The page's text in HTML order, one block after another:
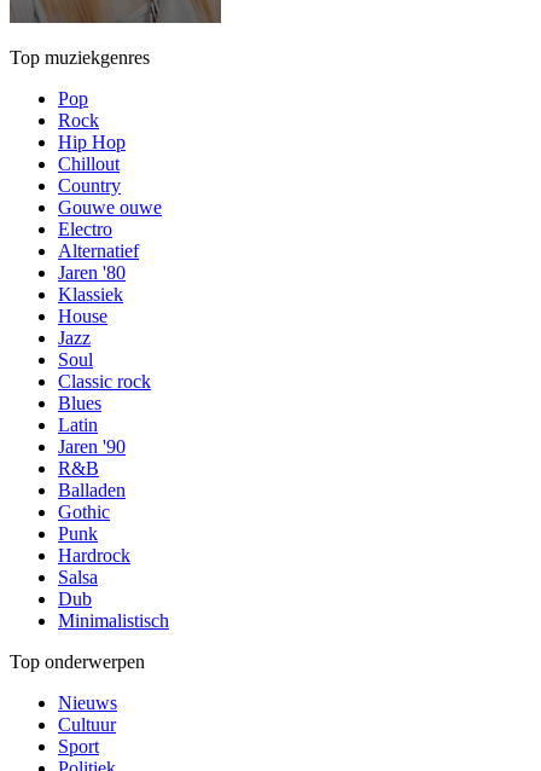
Top muziekgenres
Pop
Rock
Hip Hop
Chillout
Country
Gouwe ouwe
Electro
Alternatief
Jaren '80
Klassiek
House
Jazz
Soul
Classic rock
Blues
Latin
Jaren '90
R&B
Balladen
Gothic
Punk
Hardrock
Salsa
Dub
Minimalistisch
Top onderwerpen
Nieuws
Cultuur
Sport